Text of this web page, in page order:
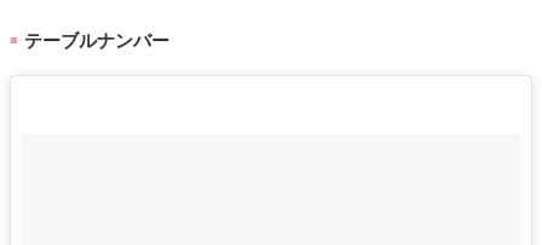
■ テーブルナンバー